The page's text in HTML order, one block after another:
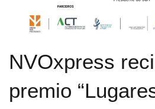
NVOxpress
premio